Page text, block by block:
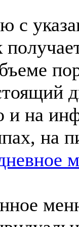
с
и на
на